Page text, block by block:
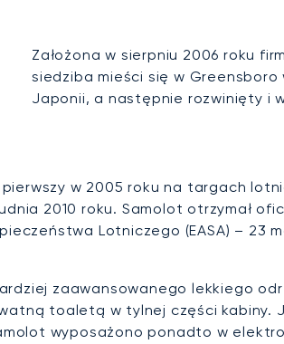
Założona w sierpniu 2006 roku
siedziba mieści się w Greensboro
Japonii, a następnie rozwinięty i
w 2005 roku na targach
2010 roku. Samolot otrzymał
Lotniczego (EASA) – 23
zaawansowanego lekkiego
toaletą w tylnej części kabiny.
wyposażono ponadto w